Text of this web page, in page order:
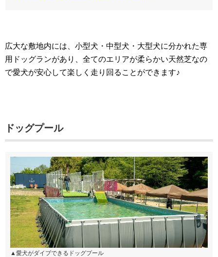
広大な敷地内には、小型犬・中型犬・大型犬に分かれた専
用ドッグランがあり、全てのエリアが柔らかい天然芝なの
で愛犬が安心して楽しく走り回ることができます♪
ドッグプール
▲愛犬がダイブできるドッグプール